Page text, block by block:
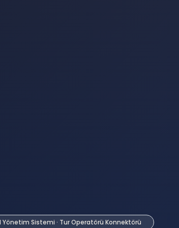
Yönetim Sistemi · Tur Operatörü Konnektörü